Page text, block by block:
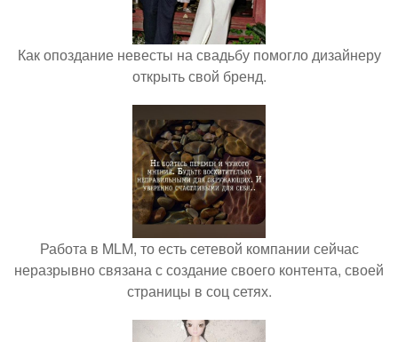
Как опоздание невесты на свадьбу помогло дизайнеру
открыть свой бренд.
Работа в MLM, то есть сетевой компании сейчас
неразрывно связана с создание своего контента, своей
страницы в соц сетях.